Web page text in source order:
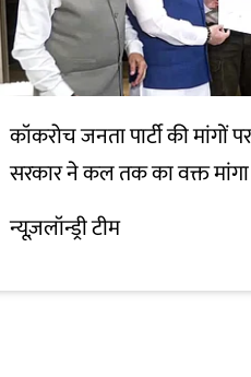
कॉकरोच जनता पार्टी की मांगों
सरकार ने कल तक का वक्त मांगा
न्यूज़लॉन्ड्री टीम